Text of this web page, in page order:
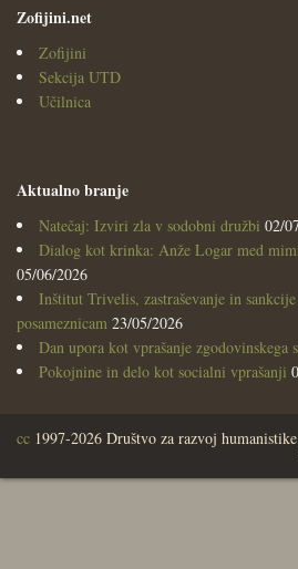
Zofijini.net
Zofijini
Sekcija UTD
Učilnica
Aktualno branje
Natečaj: Izviri zla v sodobni družbi 02/
Dialog kot krinka: Anže Logar med
05/06/2026
Inštitut Trivelis, zastraševanje in
posameznicam 23/05/2026
Dan upora kot vprašanje zgodovinskega
Pokojnine in delo kot socialni vprašanji
cc 1997-2026 Društvo za razvoj